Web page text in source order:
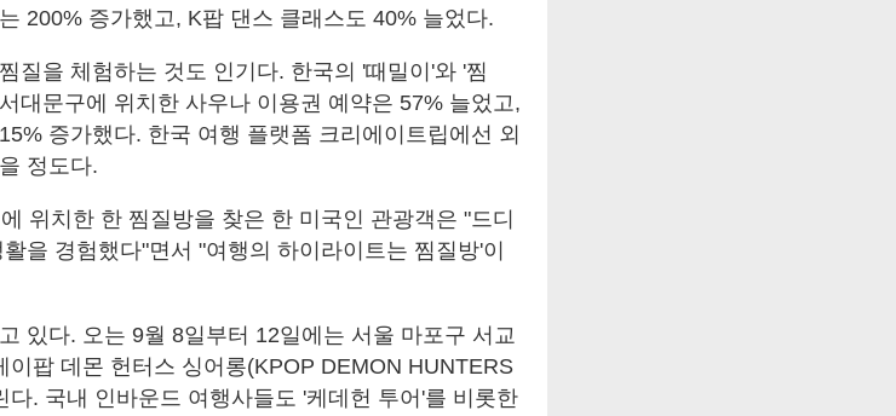
200% 증가했고, K팝 댄스 클래스도 40% 늘었다.
질을 체험하는 것도 인기다. 한국의 '때밀이'와 '찜
대문구에 위치한 사우나 이용권 예약은 57% 늘었고,
증가했다. 한국 여행 플랫폼 크리에이트립에선 외
정도다.
위치한 한 찜질방을 찾은 한 미국인 관광객은 "드디
을 경험했다"면서 "여행의 하이라이트는 찜질방'이
있다. 오는 9월 8일부터 12일에는 서울 마포구 서교
팝 데몬 헌터스 싱어롱(KPOP DEMON HUNTERS
. 국내 인바운드 여행사들도 '케데헌 투어'를 비롯한